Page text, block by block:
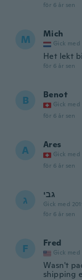
för 6 år sen
M Mich
Gick med
Het lekt
för 6 år sen
B Benot
Gick med
för 6 år sen
A Ares
Gick med
för 6 år sen
ג גבי
Gick med
för 6 år sen
F Fred
Gick med
Wasn't
shipping